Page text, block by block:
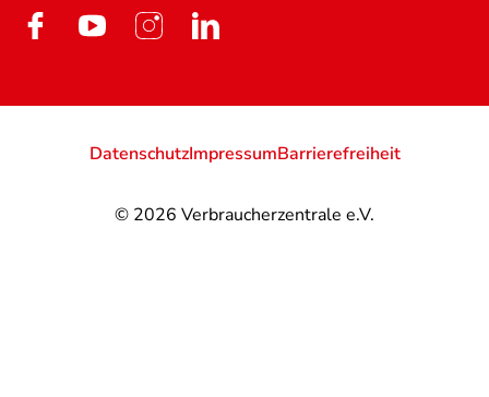
© 2026 Verbraucherzentrale e.V.
DatenschutzImpressumBarrierefreiheit